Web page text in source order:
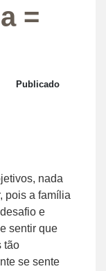
=
Publicado
nada
pois a família
e
sentir que
tão
se sente